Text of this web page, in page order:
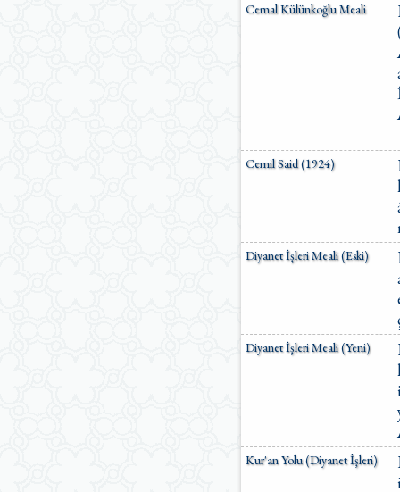
Cemal Külünkoğlu Meali
Cemil Said (1924)
Diyanet İşleri Meali (Eski)
Diyanet İşleri Meali (Yeni)
Kur'an Yolu (Diyanet İşleri)